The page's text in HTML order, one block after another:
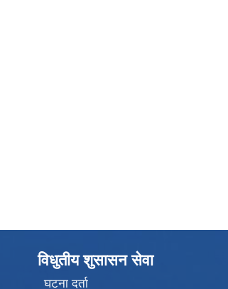
विधुतीय शुसासन सेवा
घटना दर्ता